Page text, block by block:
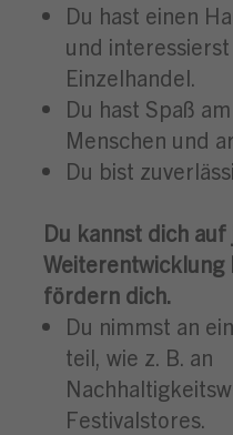
Du hast einen
und
Einzelhandel.
Du hast Spaß
Menschen und
Du bist
Du kannst dich
Weiterentwicklung
fördern dich.
Du nimmst an
teil, wie z. B. an
Festivalstores.